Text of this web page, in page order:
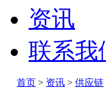
资讯
联系我
首页 > 资讯 > 供应链